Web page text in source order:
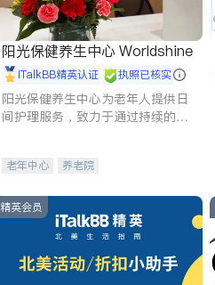
阳光保健养生中心 Worldshine
iTalkBB精英认证 执照已核实
阳光保健养生中心为老年人提供日
间护理服务，致力于通过持续的护
老年中心 养老院
精英会员